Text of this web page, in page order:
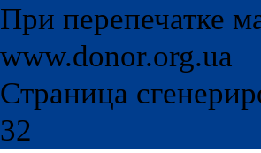
При перепечатке
www.donor.org.ua
Страница
32